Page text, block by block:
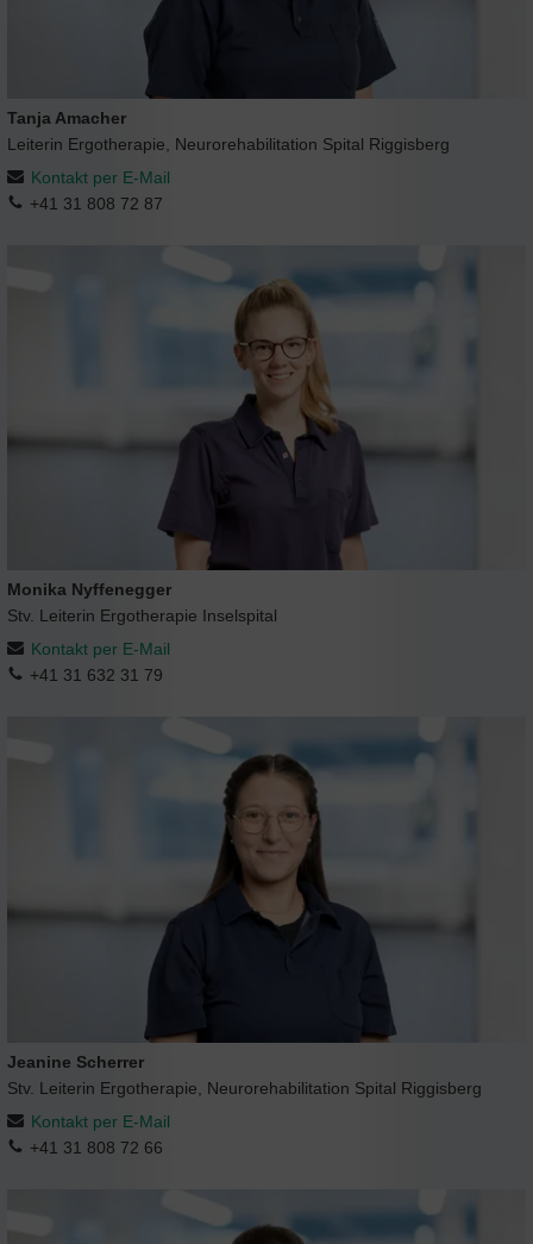
Tanja Amacher
Leiterin Ergotherapie, Neurorehabilitation Spital Riggisberg
Kontakt per E-Mail
+41 31 808 72 87
Monika Nyffenegger
Stv. Leiterin Ergotherapie Inselspital
Kontakt per E-Mail
+41 31 632 31 79
Jeanine Scherrer
Stv. Leiterin Ergotherapie, Neurorehabilitation Spital Riggisberg
Kontakt per E-Mail
+41 31 808 72 66